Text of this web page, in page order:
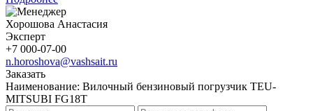
Хорошова Анастасия
Эксперт
+7 000-07-00
n.horoshova@vashsait.ru
Заказать
Наименование: Вилочный бензиновый погрузчик TEU-
MITSUBI FG18T